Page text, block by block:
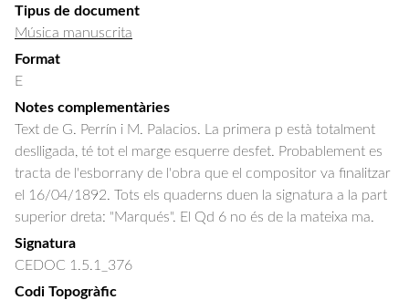
Tipus de document
Música manuscrita
Format
E
Notes complementàries
Text de G. Perrín i M. Palacios. La primera p està totalment
deslligada, té tot el marge esquerre desfet. Probablement es
tracta de l'esborrany de l'obra que el compositor va finalitzar
el 16/04/1892. Tots els quaderns duen la signatura a la part
superior dreta: "Marqués". El Qd 6 no és de la mateixa ma.
Signatura
CEDOC 1.5.1_376
Codi Topogràfic